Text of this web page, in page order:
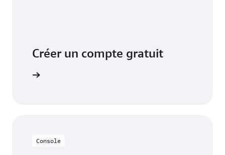
Créer un compte gratuit
Console